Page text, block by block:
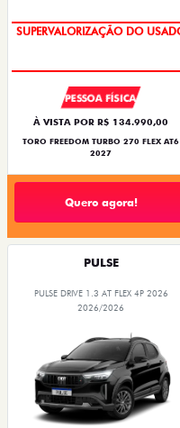
OPORTUNIDADE
PESSOA FÍSICA
À VISTA POR R$ 134.990,00
TORO FREEDOM TURBO 270 FLEX AT6
2027
Quero agora!
PULSE
PULSE DRIVE 1.3 AT FLEX 4P 2026
2026/2026